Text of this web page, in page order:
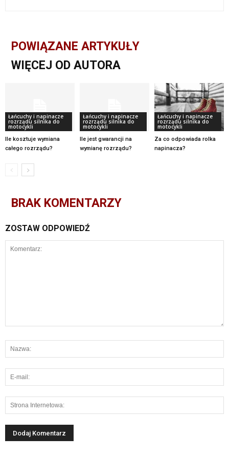
POWIĄZANE ARTYKUŁY
WIĘCEJ OD AUTORA
Łańcuchy i napinacze
rozrządu silnika do
motocykli
Ile kosztuje wymiana
całego rozrządu?
Łańcuchy i napinacze
rozrządu silnika do
motocykli
Ile jest gwarancji na
wymianę rozrządu?
Łańcuchy i napinacze
rozrządu silnika do
motocykli
Za co odpowiada rolka
napinacza?
BRAK KOMENTARZY
ZOSTAW ODPOWIEDŹ